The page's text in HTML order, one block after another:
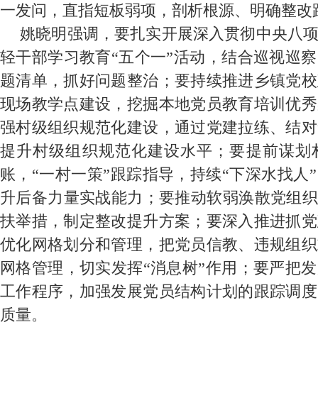
一发问，直指短板弱项，剖析根源、明确整改
姚晓明强调，要扎实开展深入贯彻中央八
轻干部学习教育“五个一”活动，结合巡视巡
题清单，抓好问题整治；要持续推进乡镇党
现场教学点建设，挖掘本地党员教育培训优
强村级组织规范化建设，通过党建拉练、结
提升村级组织规范化建设水平；要提前谋
账，“一村一策”跟踪指导，持续“下深水找人
升后备力量实战能力；要推动软弱涣散党组
扶举措，制定整改提升方案；要深入推进抓
优化网格划分和管理，把党员信教、违规组
网格管理，切实发挥“消息树”作用；要严把
工作程序，加强发展党员结构计划的跟踪调
质量。